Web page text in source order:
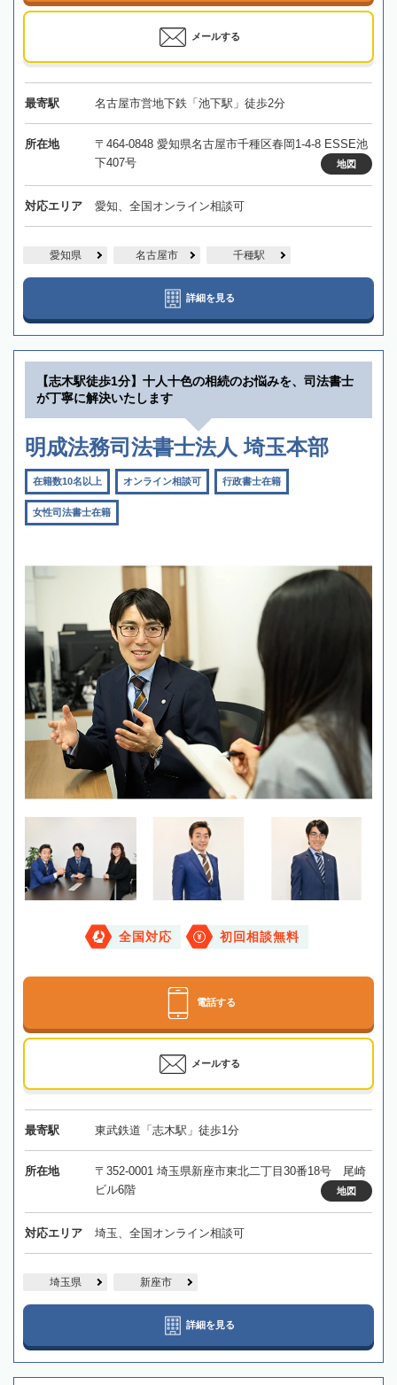
メールする
最寄駅 名古屋市営地下鉄「池下駅」徒歩2分
所在地
〒464-0848 愛知県名古屋市千種区春岡1-4-8 ESSE池
下407号
地図
対応エリア 愛知、全国オンライン相談可
愛知県 名古屋市 千種駅
詳細を見る
【志木駅徒歩1分】十人十色の相続のお悩みを、司法書士
が丁寧に解決いたします
明成法務司法書士法人 埼玉本部
在籍数10名以上 オンライン相談可 行政書士在籍
女性司法書士在籍
全国対応 初回相談無料
電話する
メールする
最寄駅 東武鉄道「志木駅」徒歩1分
所在地
〒352-0001 埼玉県新座市東北二丁目30番18号 尾崎
ビル6階
地図
対応エリア 埼玉、全国オンライン相談可
埼玉県 新座市
詳細を見る